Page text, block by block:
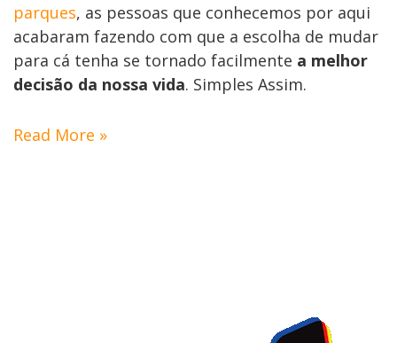
parques, as pessoas que conhecemos por aqui
acabaram fazendo com que a escolha de mudar
para cá tenha se tornado facilmente a melhor
decisão da nossa vida. Simples Assim.
Read More »